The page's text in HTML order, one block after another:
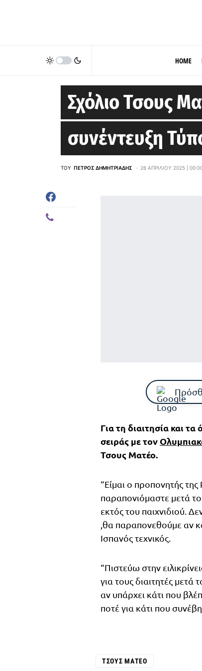
HOME
Σχόλιο Τσους
συνέντευξη
ΤΟΥ ΠΈΤΡΟΣ ΔΗΜΗΤΡΙΆΔΗΣ 26 ΑΠΡΙΛΊΟΥ 2025 |
Για τη διαιτησία και
σειράς με τον
Τσους Ματέο.
“Είμαι ο προπονητής
παραπονιόμαστε μετά το
εκτός του παιχνιδιού.
,θα παραπονεθούμε αν
Ισπανός τεχνικός.
“Πιστεύω στην
για τους διαιτητές
αν υπάρχει κάτι που
ποτέ για κάτι που
ΤΣΟΥΣ ΜΑΤΈΟ